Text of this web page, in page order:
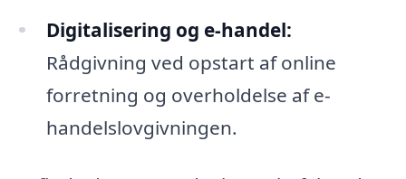
Digitalisering og e-handel:
Rådgivning ved opstart af online
forretning og overholdelse af e-
handelslovgivningen.